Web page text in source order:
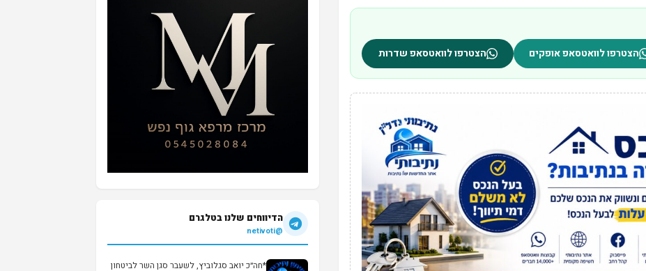
הצטרפו לוואטסאפ אופקים הצטרפו לוואטסאפ שדרות
הדיווחים שלנו בטלגרם
@netivoti
*חה״כ יואב סגלוביץ, לשעבר סגן השר לביטחון